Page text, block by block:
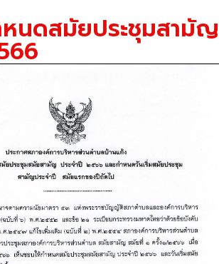
หนดสมัยประชุมสามัญ